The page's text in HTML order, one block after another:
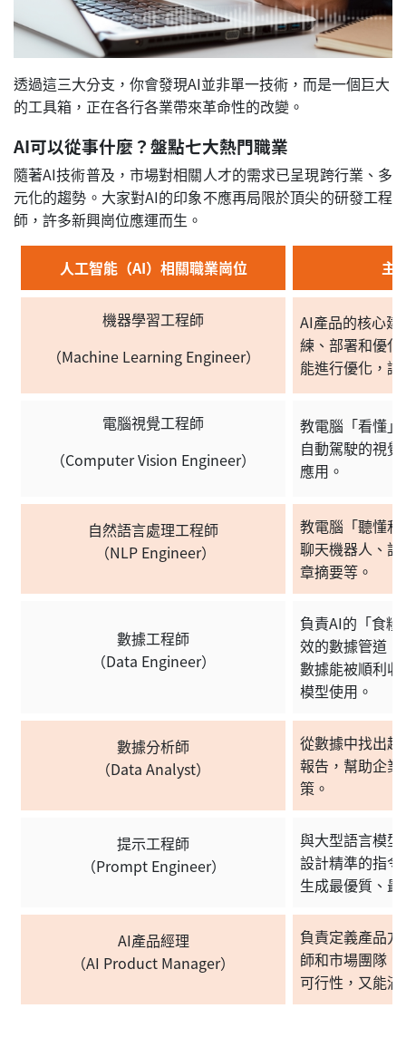
透過這三大分支，你會發現AI並非單一技術，而是一個巨大
的工具箱，正在各行各業帶來革命性的改變。
AI可以從事什麼？盤點七大熱門職業
隨著AI技術普及，市場對相關人才的需求已呈現跨行業、多
元化的趨勢。大家對AI的印象不應再局限於頂尖的研發工程
師，許多新興崗位應運而生。
人工智能（AI）相關職業崗位 主
機器學習工程師
（Machine Learning Engineer）
AI產品的核心
練、部署和優
能進行優化，
電腦視覺工程師
（Computer Vision Engineer）
教電腦「看懂
自動駕駛的視
應用。
自然語言處理工程師
（NLP Engineer）
教電腦「聽懂
聊天機器人、
章摘要等。
數據工程師
（Data Engineer）
負責AI的「食
效的數據管道
數據能被順利
模型使用。
數據分析師
（Data Analyst）
從數據中找出
報告，幫助企
策。
提示工程師
（Prompt Engineer）
與大型語言模
設計精準的指
生成最優質、
AI產品經理
（AI Product Manager）
負責定義產品
師和市場團隊
可行性，又能